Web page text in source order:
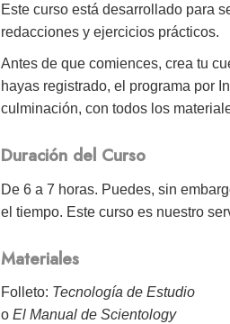
Este curso está desarrollado para
redacciones y ejercicios prácticos.
Antes de que comiences, crea tu
hayas registrado, el programa por
culminación, con todos los
Duración del Curso
De 6 a 7 horas. Puedes, sin
el tiempo. Este curso es nuestro
Materiales
Folleto: Tecnología de Estudio
o El Manual de Scientology